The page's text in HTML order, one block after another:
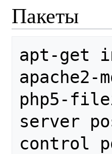
Пакеты
apt-get
apache2-
php5-
server
control